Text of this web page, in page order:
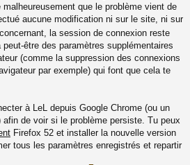
que le problème vient de
aucune modification ni sur le site, ni sur
la session de connexion reste
être des paramètres supplémentaires
(comme la suppression des connexions
par exemple) qui font que cela te
à LeL depuis Google Chrome (ou un
de voir si le problème persiste. Tu peux
Firefox 52 et installer la nouvelle version
tous les paramètres enregistrés et repartir